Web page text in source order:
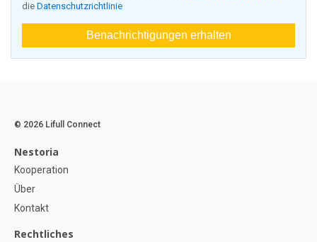
die Datenschutzrichtlinie
Benachrichtigungen erhalten
© 2026 Lifull Connect
Nestoria
Kooperation
Über
Kontakt
Rechtliches